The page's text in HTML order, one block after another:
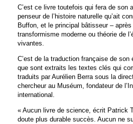
C’est ce livre toutefois qui fera de son
penseur de l’histoire naturelle qu’ait
Buffon, et le principal bâtisseur –
transformisme moderne ou théorie de
vivantes.
C’est de la traduction française de son
que sont extraits les textes clés qui
traduits par Aurélien Berra sous la
chercheur au Muséum, fondateur de
international.
« Aucun livre de science, écrit Patrick
doute plus durable succès. Aucun ne